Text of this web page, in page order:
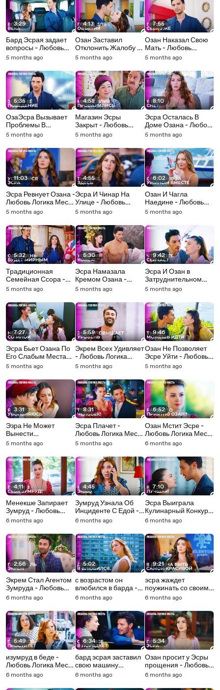
3:29
Бард Эсрая задает
вопросы - Любовь
Логика Месть 11
5 months ago
5:35
ОзаЭсра Вызывает
Проблемы В
Компании - Любовь
Серия
5 months ago
11:03
Эсра Ревнует Озана -
Любовь Логика Месть
10 Серия
5 months ago
5:32
Традиционная
Семейная Ссора -
Любовь Логика Месть
5 months ago
7:27
Эсра Бьет Озана По
Его Слабым Местам
- Любовь Логика
5 months ago
3:31
Эзра Не Может
Вынести
Происходящее -
8 Серия
5 months ago
4:11
Менекше Запирает
Зумруд - Любовь
Логика Месть 8
6 months ago
2:56
Экрем Стал Агентом
Зумруда - Любовь
Логика Месть 8
Логика Месть
6 months ago
5:49
изумруд в беде -
Любовь Логика Месть
7 Серия
6 months ago
4:13
Озан Заставил
Отклонить Жалобу -
Любовь Логика Месть
5 months ago
4:58
Магазин Эсры
Закрыт - Любовь
Логика Месть 10
5 months ago
4:55
Эсра И Чинар На
Улице - Любовь
Логика Месть 10
5 months ago
5:30
Эсра Намазала
Кремом Озана -
Любовь Логика Месть
5 months ago
5:59
Экрем Всех Удивляет
- Любовь Логика
Месть 9 Серия
5 months ago
8:31
Эсра Плачет -
Любовь Логика Месть
8 Серия - Любовь
5 months ago
4:45
Зумруд Узнала Об
Инциденте С Едой -
Любовь Логика Месть
6 months ago
5:02
с возрастом он
влюбился в барда -
Любовь Логика Месть
6 months ago
6:34
бард эсрая заставил
свою машину
помыться - Любовь
6 months ago
7:55
Озан Наказал Свою
Мать - Любовь
Логика Месть 10
5 months ago
8:10
Эсра Осталась В
Доме Озана - Любовь
Логика Месть 10
5 months ago
6:02
Озан И Чагла
Наедине - Любовь
Логика Месть 10
5 months ago
9:42
Эсра И Озан в
Затруднительном
Положении- Любовь
Серия
5 months ago
9:46
Озан Не Позволяет
Эсре Уйти - Любовь
Логика Месть 9
5 months ago
6:52
Озан Мстит Эсре -
Любовь Логика Месть
8 Серия
6 months ago
7:10
Эсра Выиграла
Кулинарный Конкурс
- Любовь Логика
6 months ago
9:21
эсра жаждет
поужинать со своим
бардом - Любовь
Серия
6 months ago
5:34
Озан просит у Эсры
прощения - Любовь
Логика Месть 7
6 months ago